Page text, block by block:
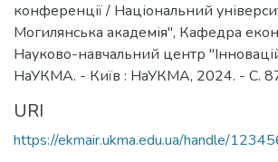
конференції / Національний
Могилянська академія", Кафедра
Науково-навчальний центр
НаУКМА. - Київ : НаУКМА, 2024. - C.
URI
https://ekmair.ukma.edu.ua/handle/